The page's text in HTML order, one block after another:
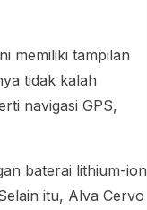
memiliki tampilan
tidak kalah
navigasi GPS,
baterai lithium-ion
itu, Alva Cervo